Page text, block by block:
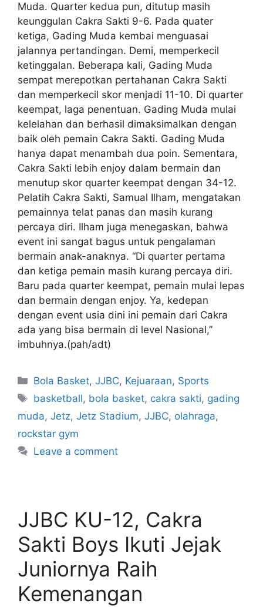
Muda. Quarter kedua pun, ditutup masih
keunggulan Cakra Sakti 9-6. Pada quater
ketiga, Gading Muda kembai menguasai
jalannya pertandingan. Demi, memperkecil
ketinggalan. Beberapa kali, Gading Muda
sempat merepotkan pertahanan Cakra Sakti
dan memperkecil skor menjadi 11-10. Di quarter
keempat, laga penentuan. Gading Muda mulai
kelelahan dan berhasil dimaksimalkan dengan
baik oleh pemain Cakra Sakti. Gading Muda
hanya dapat menambah dua poin. Sementara,
Cakra Sakti lebih enjoy dalam bermain dan
menutup skor quarter keempat dengan 34-12.
Pelatih Cakra Sakti, Samual Ilham, mengatakan
pemainnya telat panas dan masih kurang
percaya diri. Ilham juga menegaskan, bahwa
event ini sangat bagus untuk pengalaman
bermain anak-anaknya. “Di quarter pertama
dan ketiga pemain masih kurang percaya diri.
Baru pada quarter keempat, pemain mulai lepas
dan bermain dengan enjoy. Ya, kedepan
dengan event usia dini ini pemain dari Cakra
ada yang bisa bermain di level Nasional,”
imbuhnya.(pah/adt)
Bola Basket,JJBC, Kejuaraan, Sports
basketball, bola basket, cakra sakti, gading
muda, Jetz, Jetz Stadium, JJBC, olahraga,
rockstar gym
Leave a comment
JJBC KU-12, Cakra
Sakti Boys Ikuti Jejak
Juniornya Raih
Kemenangan